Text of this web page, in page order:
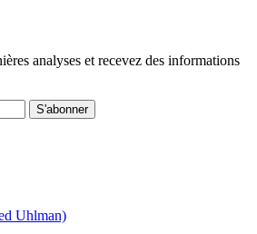
analyses et recevez des informations
S'abonner
Uhlman)